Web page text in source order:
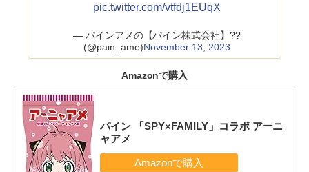
pic.twitter.com/vtfdj1EUqX
— パインアメの【パイン株式会社】??
(@pain_ame)November 13, 2023
Amazonで購入
パイン 「SPY×FAMILY」コラボ アーニ
ャアメ